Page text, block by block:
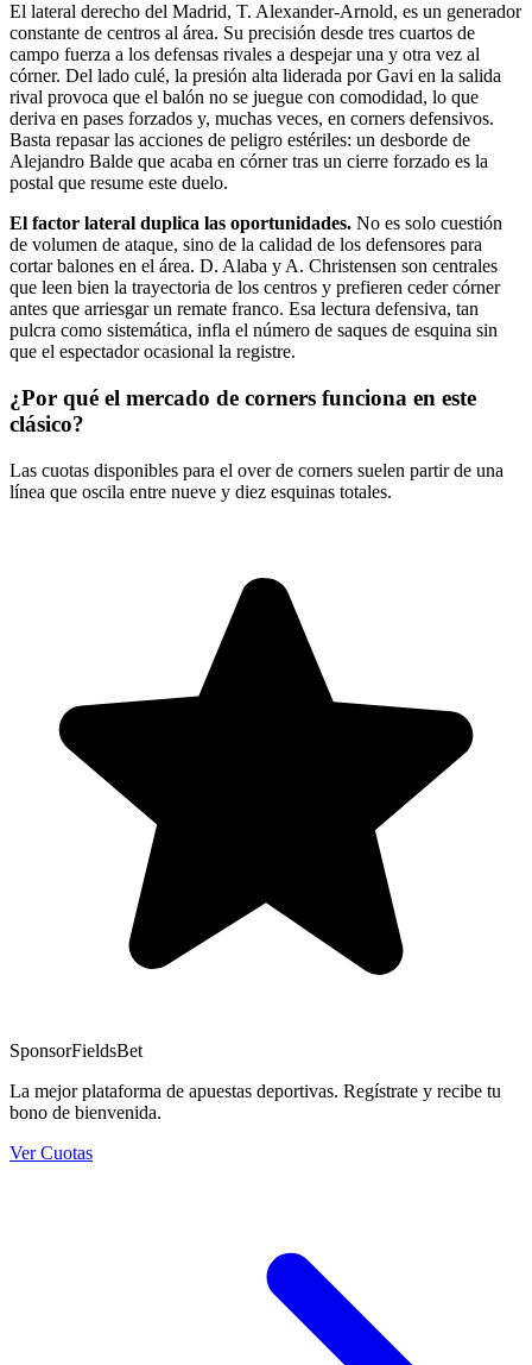
El lateral derecho del Madrid, T. Alexander-Arnold, es un generador
constante de centros al área. Su precisión desde tres cuartos de
campo fuerza a los defensas rivales a despejar una y otra vez al
córner. Del lado culé, la presión alta liderada por Gavi en la salida
rival provoca que el balón no se juegue con comodidad, lo que
deriva en pases forzados y, muchas veces, en corners defensivos.
Basta repasar las acciones de peligro estériles: un desborde de
Alejandro Balde que acaba en córner tras un cierre forzado es la
postal que resume este duelo.
El factor lateral duplica las oportunidades. No es solo cuestión
de volumen de ataque, sino de la calidad de los defensores para
cortar balones en el área. D. Alaba y A. Christensen son centrales
que leen bien la trayectoria de los centros y prefieren ceder córner
antes que arriesgar un remate franco. Esa lectura defensiva, tan
pulcra como sistemática, infla el número de saques de esquina sin
que el espectador ocasional la registre.
¿Por qué el mercado de corners funciona en este
clásico?
Las cuotas disponibles para el over de corners suelen partir de una
línea que oscila entre nueve y diez esquinas totales.
SponsorFieldsBet
La mejor plataforma de apuestas deportivas. Regístrate y recibe tu
bono de bienvenida.
Ver Cuotas